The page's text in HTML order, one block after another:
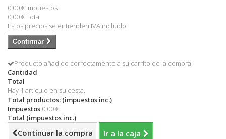
0,00 € Impuestos
0,00 €Total
Estos precios se entienden IVA incluído
Confirmar
Producto añadido correctamente a su carrito de la compra
Cantidad
Total
Hay 1 artículo en su cesta.
Total productos: (impuestos inc.)
Impuestos 0,00 €
Total (impuestos inc.)
Continuar la compra Ir a la caja